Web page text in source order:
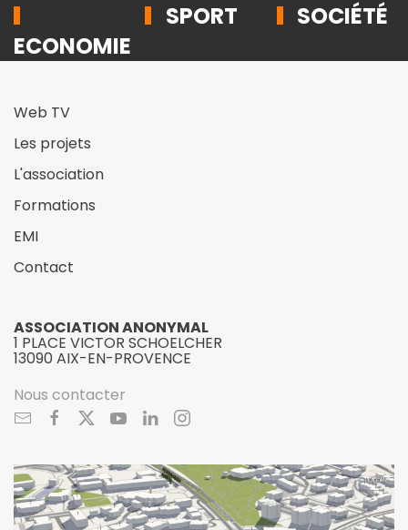
ECONOMIE
SPORT SOCIÉTÉ
Web TV
Les projets
L'association
Formations
EMI
Contact
ASSOCIATION ANONYMAL
1 PLACE VICTOR SCHOELCHER
13090 AIX-EN-PROVENCE
Nous contacter